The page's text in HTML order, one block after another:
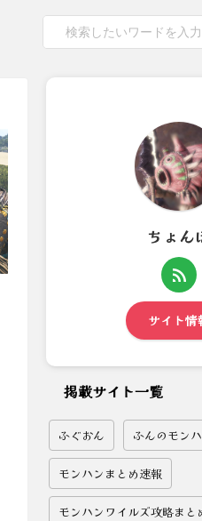
【モンハンワイルズ】新イベン
トクエストとバウンティ実装
ちょん
サイト情
掲載サイト一覧
ふぐおん ふんのモン
モンハンまとめ速報
モンハンワイルズ攻略まと